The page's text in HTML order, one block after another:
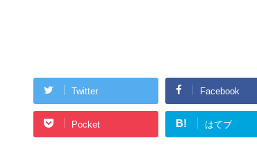
Twitter Facebook
Pocket B! はてブ